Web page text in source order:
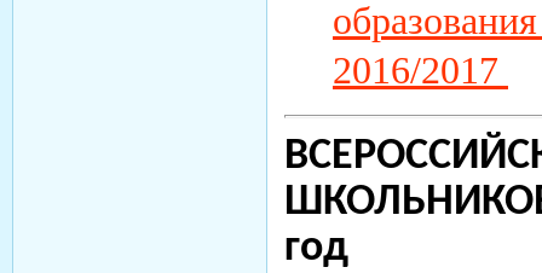
2016/2017
год